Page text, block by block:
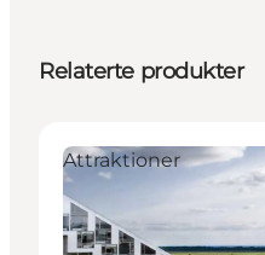
Relaterte produkter
Attraktioner